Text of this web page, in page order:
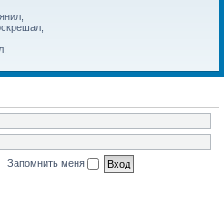
Запомнить меня